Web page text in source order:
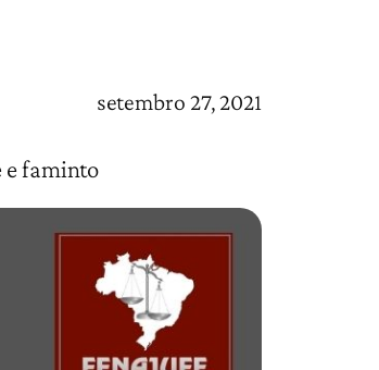
setembro 27, 2021
e faminto